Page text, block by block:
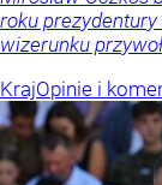
roku
wizerunku
KrajOpinie i